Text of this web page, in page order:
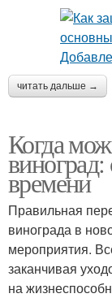
читать дальше →
Когда
времени
Правильная
винограда в
мероприятия.
заканчивая
на